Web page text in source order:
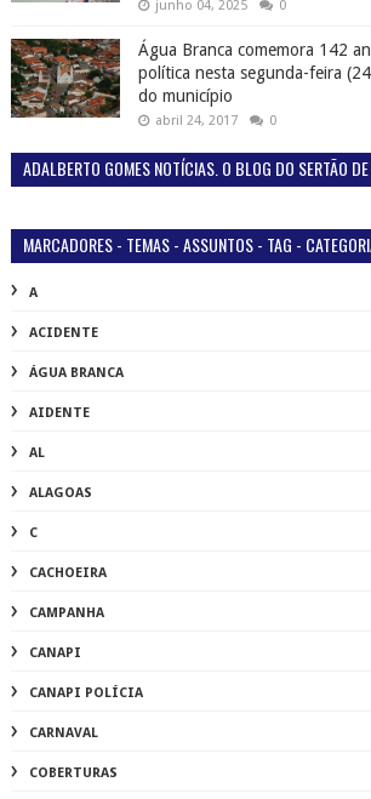
junho 04, 2025 0
Água Branca comemora 142
política nesta segunda-feira
do município
abril 24, 2017 0
ADALBERTO GOMES NOTÍCIAS. O BLOG DO SERTÃO
MARCADORES - TEMAS - ASSUNTOS - TAG -
A
ACIDENTE
ÁGUA BRANCA
AIDENTE
AL
ALAGOAS
C
CACHOEIRA
CAMPANHA
CANAPI
CANAPI POLÍCIA
CARNAVAL
COBERTURAS